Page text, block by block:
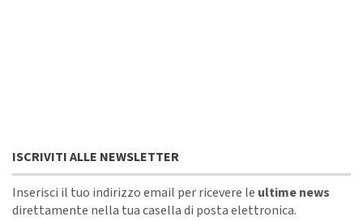
ISCRIVITI ALLE NEWSLETTER
Inserisci il tuo indirizzo email per ricevere le ultime news
direttamente nella tua casella di posta elettronica.